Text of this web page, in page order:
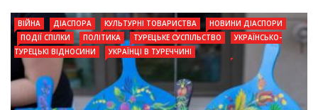
ВІЙНА ДІАСПОРА КУЛЬТУРНІ ТОВАРИСТВА
НОВИНИ ДІАСПОРИ
ПОДІЇ СПІЛКИ
ПОЛІТИКА ТУРЕЦЬКЕ СУСПІЛЬСТВО
УКРАЇНСЬКО-
ТУРЕЦЬКІ ВІДНОСИНИ
УКРАЇНЦІ В ТУРЕЧЧИНІ